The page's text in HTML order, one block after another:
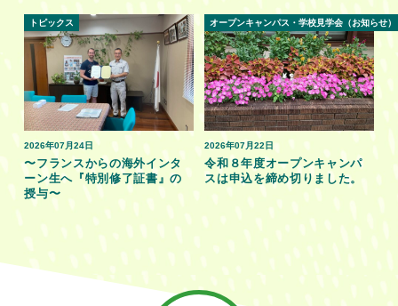
2026年07月24日
トピックス
〜フランスからの海外インタ
ーン生へ『特別修了証書』の
授与〜
2026年07月22日
オープンキャンパス・学校見学会（お知らせ）
令和８年度オープンキャンパ
スは申込を締め切りました。